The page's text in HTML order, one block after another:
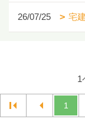
26/07/25 宅
1
1